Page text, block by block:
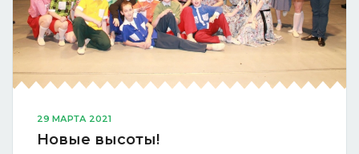
29 МАРТА 2021
Новые высоты!